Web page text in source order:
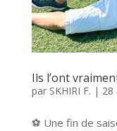
Ils l’ont
par SKHIRI F. | 28
⚽ Une fin de